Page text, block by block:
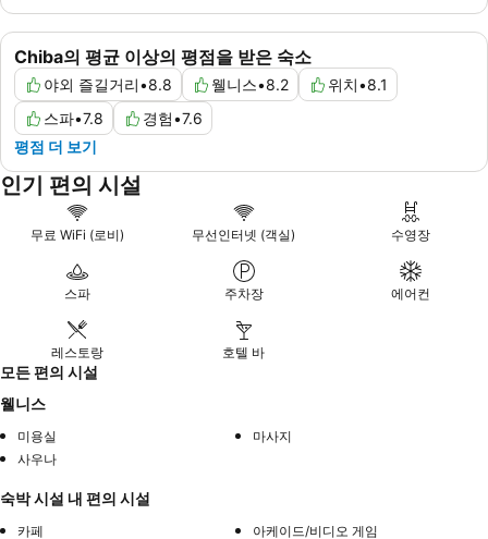
Chiba의 평균 이상의 평점을 받은 숙소
야외 즐길거리•8.8 웰니스•8.2 위치•8.1
스파•7.8 경험•7.6
평점 더 보기
인기 편의 시설
무료 WiFi (로비) 무선인터넷 (객실) 수영장
스파 주차장 에어컨
레스토랑 호텔 바
모든 편의 시설
웰니스
미용실
마사지
사우나
숙박 시설 내 편의 시설
카페 아케이드/비디오 게임